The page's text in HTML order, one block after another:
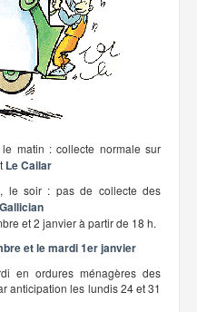
matin : collecte normale sur
Le Cailar
, le soir : pas de collecte des
Gallician
et 2 janvier à partir de 18 h.
et le mardi 1er janvier
en ordures ménagères des
anticipation les lundis 24 et 31